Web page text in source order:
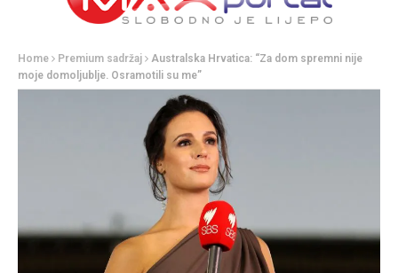
Home Premium sadržaj
Australska Hrvatica: “Za dom spremni nije
moje domoljublje. Osramotili su me”